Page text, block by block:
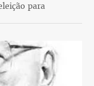
para